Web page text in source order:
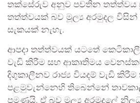
තක්සේරුව අනුව පවතින තත්ත්වය
තත්ත්වයක් බව මූල්‍ය අරමුදල විසින්
සැකයක් නැහැ.
ආපදා තත්ත්වයක් යටතේ
වැඩි කිරීම සහ ආකෘතිමය
දිගුකාලීනව රාජ්‍ය වියදම් වැඩි
පළමුවැන්නෙහි තිබෙන්නේ
පමණයි. ඒ බව මූල්‍ය අරමුදලේ